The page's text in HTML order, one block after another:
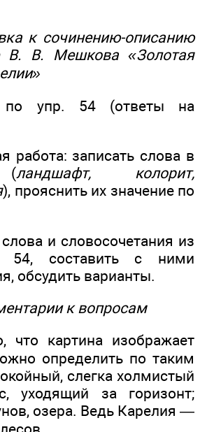
к сочинению-описанию
В. В. Мешкова «Золотая
по упр. 54 (ответы на
работа: записать слова в
(ландшафт, колорит,
), прояснить их значение по
и словосочетания из
составить с ними
обсудить варианты.
к вопросам
картина изображает
определить по таким
слегка холмистый
уходящий за горизонт;
озера. Ведь Карелия —